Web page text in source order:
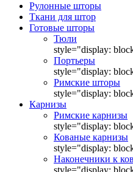
Рулонные шторы
Ткани для штор
Готовые шторы
Тюли
style="display:
Портьеры
style="display:
Римские шторы
style="display:
Карнизы
Римские карнизы
style="display:
Кованые карнизы
style="display:
Наконечники к
style="display: